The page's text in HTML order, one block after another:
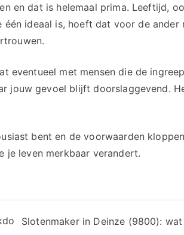
en dat is helemaal prima. Leeftijd,
één ideaal is, hoeft dat voor de ander
eventueel met mensen die de
jouw gevoel blijft doorslaggevend.
bent en de voorwaarden
je leven merkbaar verandert.
Slotenmaker in Deinze (9800):